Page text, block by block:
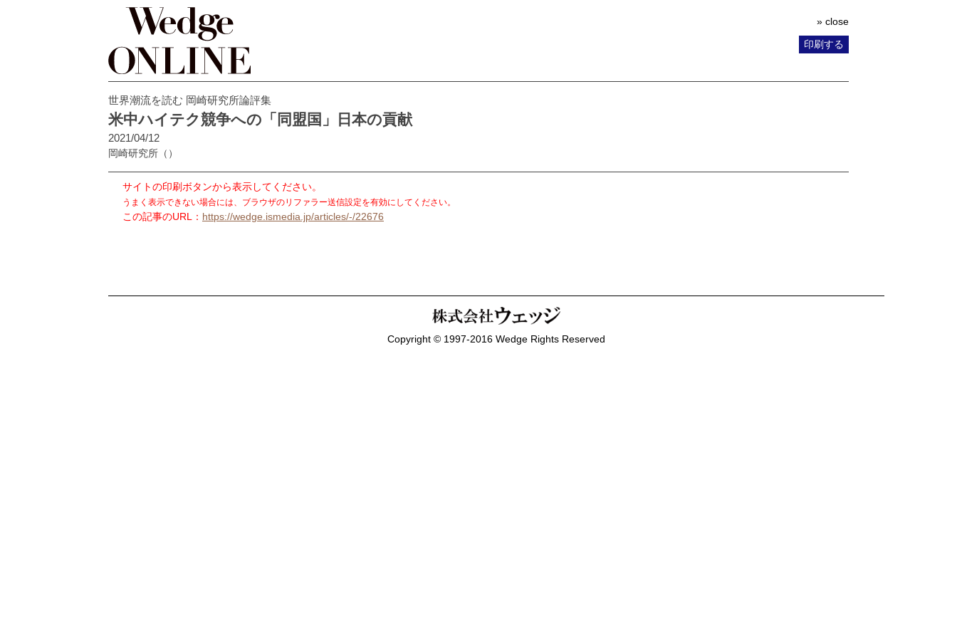
» close
印刷する
世界潮流を読む 岡崎研究所論評集
米中ハイテク競争への「同盟国」日本の貢献
2021/04/12
岡崎研究所 （）
サイトの印刷ボタンから表示してください。
うまく表示できない場合には、ブラウザのリファラー送信設定を有効にしてください。
この記事のURL： https://wedge.ismedia.jp/articles/-/22676
Copyright © 1997-2016 Wedge Rights Reserved